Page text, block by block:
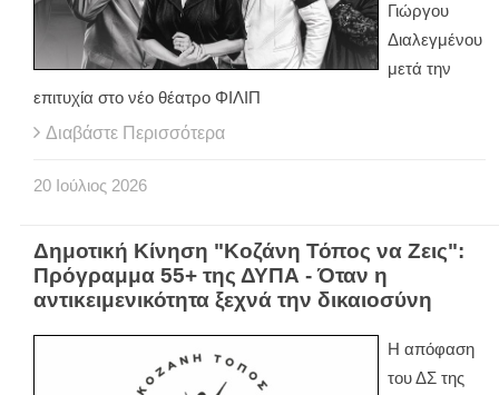
Γιώργου
Διαλεγμένου
μετά την
επιτυχία στο νέο θέατρο ΦΙΛΙΠ
Διαβάστε Περισσότερα
20 Ιούλιος 2026
Δημοτική Κίνηση "Κοζάνη Τόπος να Ζεις":
Πρόγραμμα 55+ της ΔΥΠΑ - Όταν η
αντικειμενικότητα ξεχνά την δικαιοσύνη
Η απόφαση
του ΔΣ της